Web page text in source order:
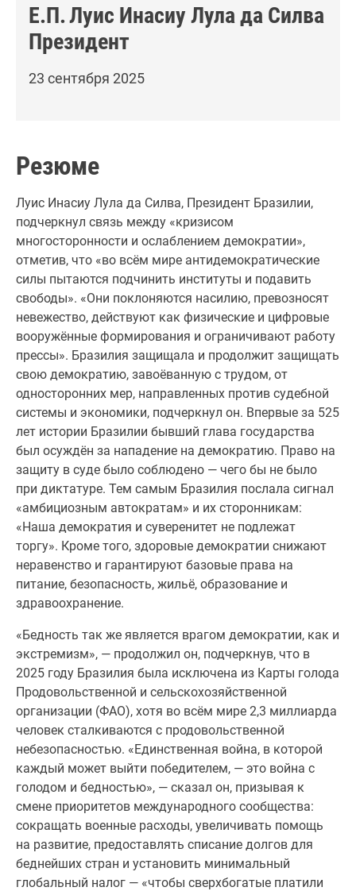
Е.П.Луис Инасиу Лула да Силва
Президент
23 сентября 2025
Резюме
Луис Инасиу Лула да Силва, Президент Бразилии,
подчеркнул связь между «кризисом
многосторонности и ослаблением демократии»,
отметив, что «во всём мире антидемократические
силы пытаются подчинить институты и подавить
свободы». «Они поклоняются насилию, превозносят
невежество, действуют как физические и цифровые
вооружённые формирования и ограничивают работу
прессы». Бразилия защищала и продолжит защищать
свою демократию, завоёванную с трудом, от
односторонних мер, направленных против судебной
системы и экономики, подчеркнул он. Впервые за 525
лет истории Бразилии бывший глава государства
был осуждён за нападение на демократию. Право на
защиту в суде было соблюдено — чего бы не было
при диктатуре. Тем самым Бразилия послала сигнал
«амбициозным автократам» и их сторонникам:
«Наша демократия и суверенитет не подлежат
торгу». Кроме того, здоровые демократии снижают
неравенство и гарантируют базовые права на
питание, безопасность, жильё, образование и
здравоохранение.
«Бедность так же является врагом демократии, как и
экстремизм», — продолжил он, подчеркнув, что в
2025 году Бразилия была исключена из Карты голода
Продовольственной и сельскохозяйственной
организации (ФАО), хотя во всём мире 2,3 миллиарда
человек сталкиваются с продовольственной
небезопасностью. «Единственная война, в которой
каждый может выйти победителем, — это война с
голодом и бедностью», — сказал он, призывая к
смене приоритетов международного сообщества:
сокращать военные расходы, увеличивать помощь
на развитие, предоставлять списание долгов для
беднейших стран и установить минимальный
глобальный налог — «чтобы сверхбогатые платили